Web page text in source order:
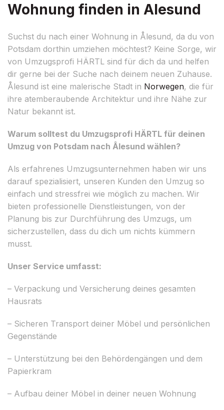
Wohnung finden in Alesund
Suchst du nach einer Wohnung in Ålesund, da du von
Potsdam dorthin umziehen möchtest? Keine Sorge, wir
von Umzugsprofi HÄRTL sind für dich da und helfen
dir gerne bei der Suche nach deinem neuen Zuhause.
Ålesund ist eine malerische Stadt in Norwegen, die für
ihre atemberaubende Architektur und ihre Nähe zur
Natur bekannt ist.
Warum solltest du Umzugsprofi HÄRTL für deinen
Umzug von Potsdam nach Ålesund wählen?
Als erfahrenes Umzugsunternehmen haben wir uns
darauf spezialisiert, unseren Kunden den Umzug so
einfach und stressfrei wie möglich zu machen. Wir
bieten professionelle Dienstleistungen, von der
Planung bis zur Durchführung des Umzugs, um
sicherzustellen, dass du dich um nichts kümmern
musst.
Unser Service umfasst:
– Verpackung und Versicherung deines gesamten
Hausrats
– Sicheren Transport deiner Möbel und persönlichen
Gegenstände
– Unterstützung bei den Behördengängen und dem
Papierkram
– Aufbau deiner Möbel in deiner neuen Wohnung